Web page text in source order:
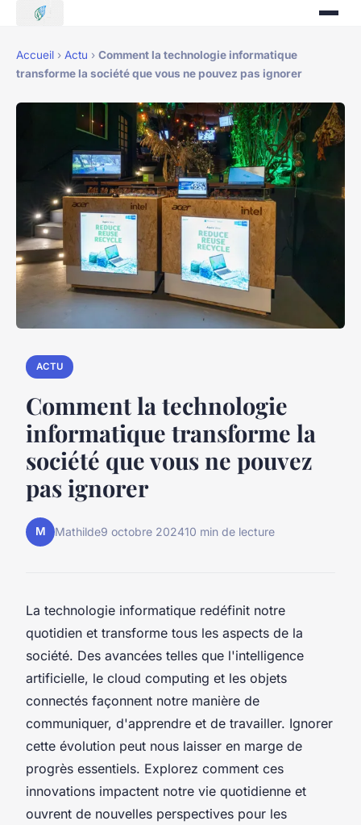
Accueil › Actu › Comment la technologie informatique
transforme la société que vous ne pouvez pas ignorer
ACTU
Comment la technologie
informatique transforme la
société que vous ne pouvez
pas ignorer
M Mathilde9 octobre 202410 min de lecture
La technologie informatique redéfinit notre
quotidien et transforme tous les aspects de la
société. Des avancées telles que l'intelligence
artificielle, le cloud computing et les objets
connectés façonnent notre manière de
communiquer, d'apprendre et de travailler. Ignorer
cette évolution peut nous laisser en marge de
progrès essentiels. Explorez comment ces
innovations impactent notre vie quotidienne et
ouvrent de nouvelles perspectives pour les